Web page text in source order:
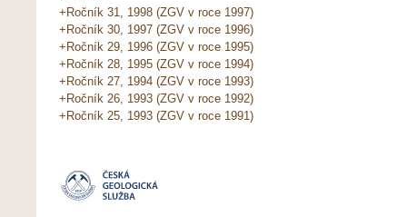
+Ročník 31, 1998 (ZGV v roce 1997)
+Ročník 30, 1997 (ZGV v roce 1996)
+Ročník 29, 1996 (ZGV v roce 1995)
+Ročník 28, 1995 (ZGV v roce 1994)
+Ročník 27, 1994 (ZGV v roce 1993)
+Ročník 26, 1993 (ZGV v roce 1992)
+Ročník 25, 1993 (ZGV v roce 1991)